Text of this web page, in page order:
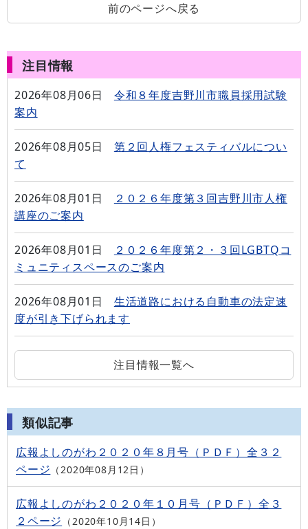
前のページへ戻る
注目情報
2026年08月06日
令和８年度吉野川市職員採用試験
案内
2026年08月05日
第２回人権フェスティバルについ
て
2026年08月01日
２０２６年度第３回吉野川市人権
講座のご案内
2026年08月01日
２０２６年度第２・３回LGBTQコ
ミュニティスペースのご案内
2026年08月01日
生活道路における自動車の法定速
度が引き下げられます
注目情報一覧へ
類似記事
広報よしのがわ２０２０年８月号（ＰＤＦ）全３２
ページ
2020年08月12日
広報よしのがわ２０２０年１０月号（ＰＤＦ）全３
２ページ
2020年10月14日